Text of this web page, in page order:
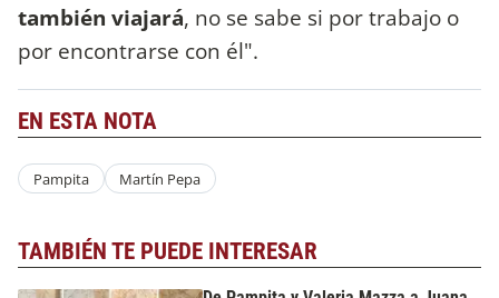
también viajará, no se sabe si por trabajo o
por encontrarse con él".
EN ESTA NOTA
Pampita Martín Pepa
TAMBIÉN TE PUEDE INTERESAR